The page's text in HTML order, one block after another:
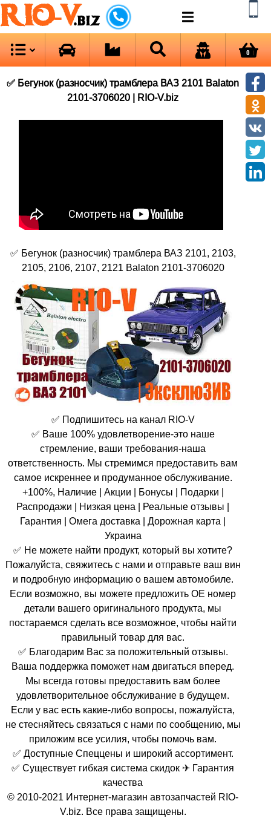
RIO-V.biz
0
✅ Бегунок (разносчик) трамблера ВАЗ 2101 Balaton
2101-3706020 | RIO-V.biz
✅ Бегунок (разносчик) трамблера ВАЗ 2101, 2103,
2105, 2106, 2107, 2121 Balaton 2101-3706020
✅ Подпишитесь на канал RIO-V
✅ Ваше 100% удовлетворение-это наше
стремление, ваши требования-наша
ответственность. Мы стремимся предоставить вам
самое искреннее и продуманное обслуживание.
+100%, Наличие | Акции | Бонусы | Подарки |
Распродажи | Низкая цена | Реальные отзывы |
Гарантия | Омега доставка | Дорожная карта |
Украина
✅ Не можете найти продукт, который вы хотите?
Пожалуйста, свяжитесь с нами и отправьте ваш вин
и подробную информацию о вашем автомобиле.
Если возможно, вы можете предложить OE номер
детали вашего оригинального продукта, мы
постараемся сделать все возможное, чтобы найти
правильный товар для вас.
✅ Благодарим Вас за положительный отзывы.
Ваша поддержка поможет нам двигаться вперед.
Мы всегда готовы предоставить вам более
удовлетворительное обслуживание в будущем.
Если у вас есть какие-либо вопросы, пожалуйста,
не стесняйтесь связаться с нами по сообщению, мы
приложим все усилия, чтобы помочь вам.
✅ Доступные Спеццены и широкий ассортимент.
✅ Существует гибкая система скидок ✈ Гарантия
качества
© 2010-2021 Интернет-магазин автозапчастей RIO-
V.biz. Все права защищены.